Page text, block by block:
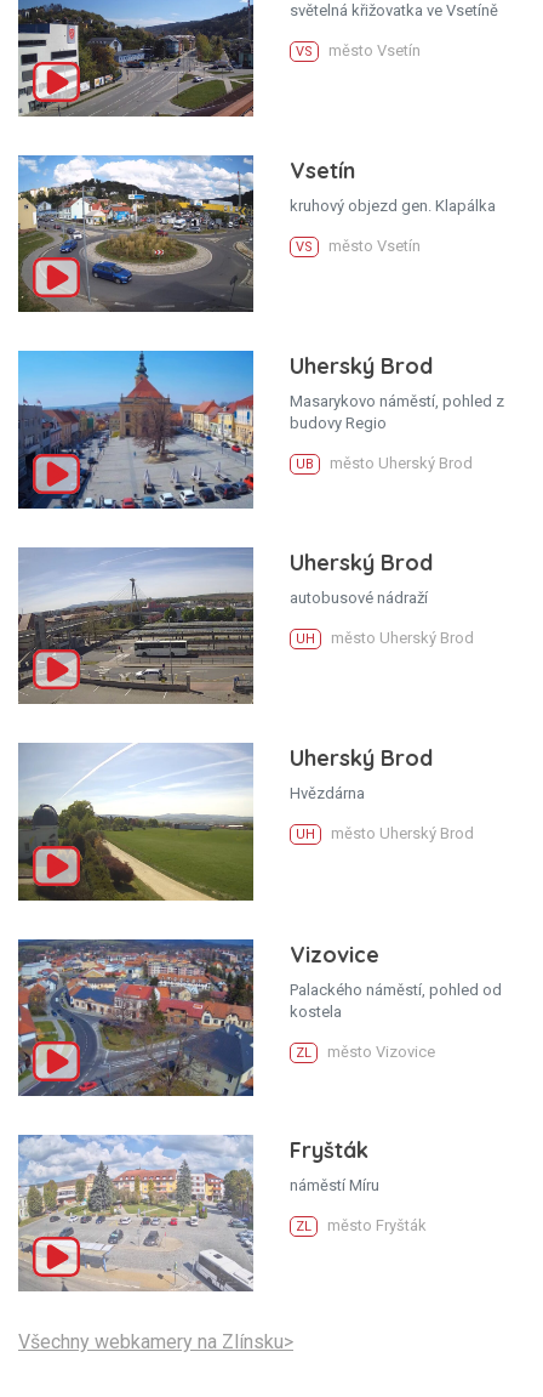
světelná křižovatka ve Vsetíně
VS město Vsetín
Vsetín
kruhový objezd gen. Klapálka
VS město Vsetín
Uherský Brod
Masarykovo náměstí, pohled z
budovy Regio
UB město Uherský Brod
Uherský Brod
autobusové nádraží
UH město Uherský Brod
Uherský Brod
Hvězdárna
UH město Uherský Brod
Vizovice
Palackého náměstí, pohled od
kostela
ZL město Vizovice
Fryšták
náměstí Míru
ZL město Fryšták
Všechny webkamery na Zlínsku>